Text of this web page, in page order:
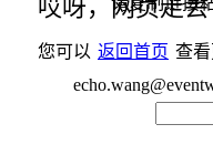
哎呀，网页走丢
您可以 返回首页 查